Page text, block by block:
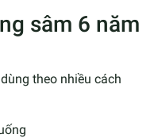
sâm 6 năm
theo nhiều cách